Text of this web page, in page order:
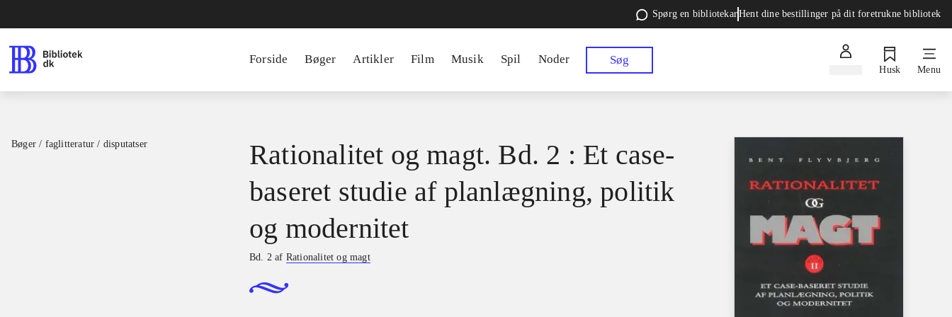
Spørg en bibliotekarHent dine bestillinger på dit foretrukne bibliotek
Forside Bøger Artikler Film Musik Spil Noder Søg
Husk Menu
Bøger / faglitteratur / disputatser
Rationalitet og magt. Bd. 2 : Et case-
baseret studie af planlægning, politik
og modernitet
Bd. 2 af Rationalitet og magt